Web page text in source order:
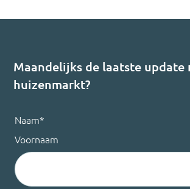
Maandelijks de laatste update
huizenmarkt?
Naam*
Voornaam